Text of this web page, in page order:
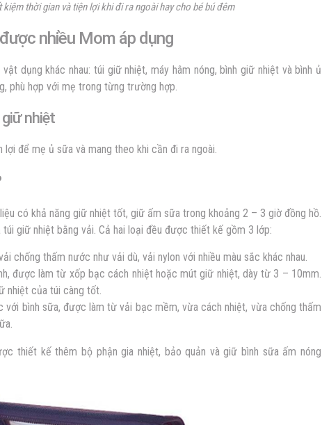
kiệm thời gian và tiện lợi khi đi ra ngoài hay cho bé bú đêm
nhiều Mom áp dụng
dụng khác nhau: túi giữ nhiệt, máy hâm nóng, bình giữ nhiệt và bình ủ
phù hợp với mẹ trong từng trường hợp.
giữ nhiệt
để mẹ ủ sữa và mang theo khi cần đi ra ngoài.
có khả năng giữ nhiệt tốt, giữ ấm sữa trong khoảng 2 – 3 giờ đồng hồ.
giữ nhiệt bằng vải. Cả hai loại đều được thiết kế gồm 3 lớp:
chống thấm nước như vải dù, vải nylon với nhiều màu sắc khác nhau.
được làm từ xốp bạc cách nhiệt hoặc mút giữ nhiệt, dày từ 3 – 10mm.
nhiệt của túi càng tốt.
với bình sữa, được làm từ vải bạc mềm, vừa cách nhiệt, vừa chống thấm
thiết kế thêm bộ phận gia nhiệt, bảo quản và giữ bình sữa ấm nóng